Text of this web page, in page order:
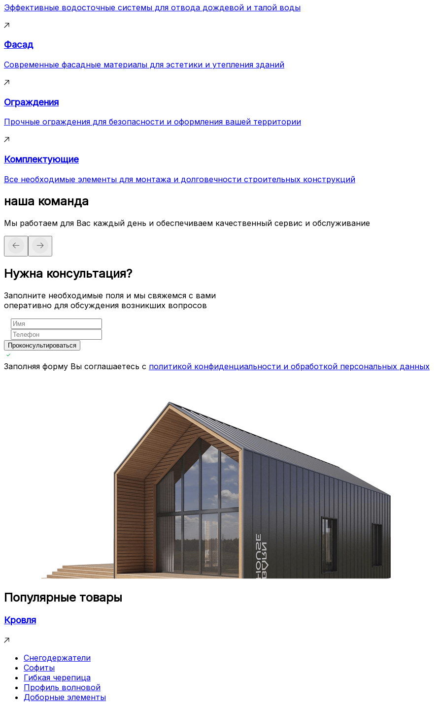
Эффективные водосточные системы для отвода дождевой и талой воды
Фасад
Современные фасадные материалы для эстетики и утепления зданий
Ограждения
Прочные ограждения для безопасности и оформления вашей территории
Комплектующие
Все необходимые элементы для монтажа и долговечности строительных конструкций
наша команда
Мы работаем для Вас каждый день и обеспечиваем качественный сервис и обслуживание
Нужна консультация?
Заполните необходимые поля и мы свяжемся с вами
оперативно для обсуждения возникших вопросов
Проконсультироваться
Заполняя форму Вы соглашаетесь с политикой конфиденциальности и обработкой персональных данных
Популярные товары
Кровля
Снегодержатели
Софиты
Гибкая черепица
Профиль волновой
Доборные элементы